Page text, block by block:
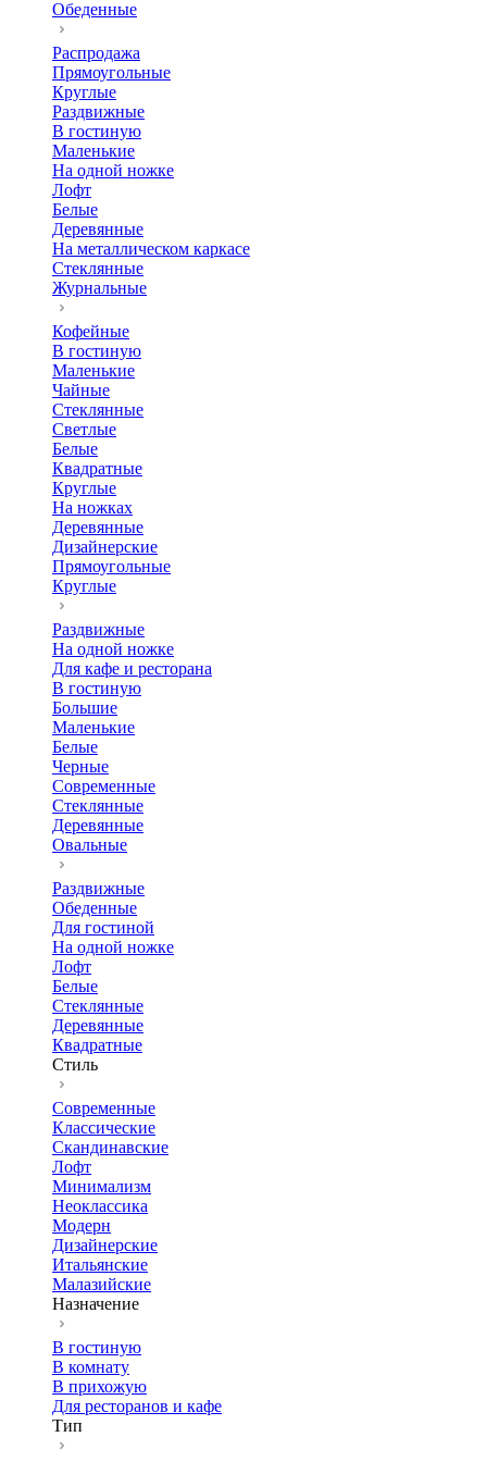
Обеденные
Распродажа
Прямоугольные
Круглые
Раздвижные
В гостиную
Маленькие
На одной ножке
Лофт
Белые
Деревянные
На металлическом каркасе
Стеклянные
Журнальные
Кофейные
В гостиную
Маленькие
Чайные
Стеклянные
Светлые
Белые
Квадратные
Круглые
На ножках
Деревянные
Дизайнерские
Прямоугольные
Круглые
Раздвижные
На одной ножке
Для кафе и ресторана
В гостиную
Большие
Маленькие
Белые
Черные
Современные
Стеклянные
Деревянные
Овальные
Раздвижные
Обеденные
Для гостиной
На одной ножке
Лофт
Белые
Стеклянные
Деревянные
Квадратные
Стиль
Современные
Классические
Скандинавские
Лофт
Минимализм
Неоклассика
Модерн
Дизайнерские
Итальянские
Малазийские
Назначение
В гостиную
В комнату
В прихожую
Для ресторанов и кафе
Тип